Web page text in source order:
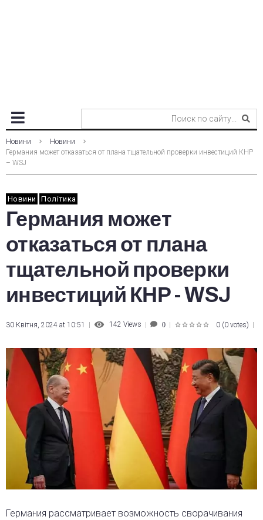
Новини
Новини
Германия может отказаться от плана тщательной проверки инвестиций КНР
– WSJ
Новини Політика
Германия может
отказаться от плана
тщательной проверки
инвестиций КНР - WSJ
30 Квітня, 2024 at 10:51 142 Views 0 0 (0 votes)
Германия рассматривает возможность сворачивания